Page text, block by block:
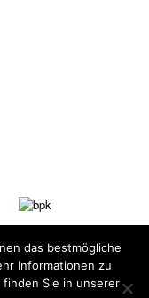
das bestmögliche
Informationen zu
finden Sie in unserer